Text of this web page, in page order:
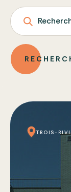
TROIS-